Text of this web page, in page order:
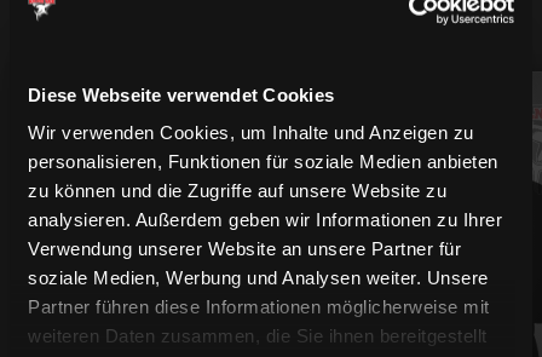
Diese Webseite verwendet Cookies
Wir verwenden Cookies, um Inhalte und Anzeigen zu
personalisieren, Funktionen für soziale Medien anbieten
zu können und die Zugriffe auf unsere Website zu
analysieren. Außerdem geben wir Informationen zu Ihrer
Verwendung unserer Website an unsere Partner für
soziale Medien, Werbung und Analysen weiter. Unsere
Partner führen diese Informationen möglicherweise mit
weiteren Daten zusammen, die Sie ihnen bereitgestellt
MEHR SPIELER
94 61